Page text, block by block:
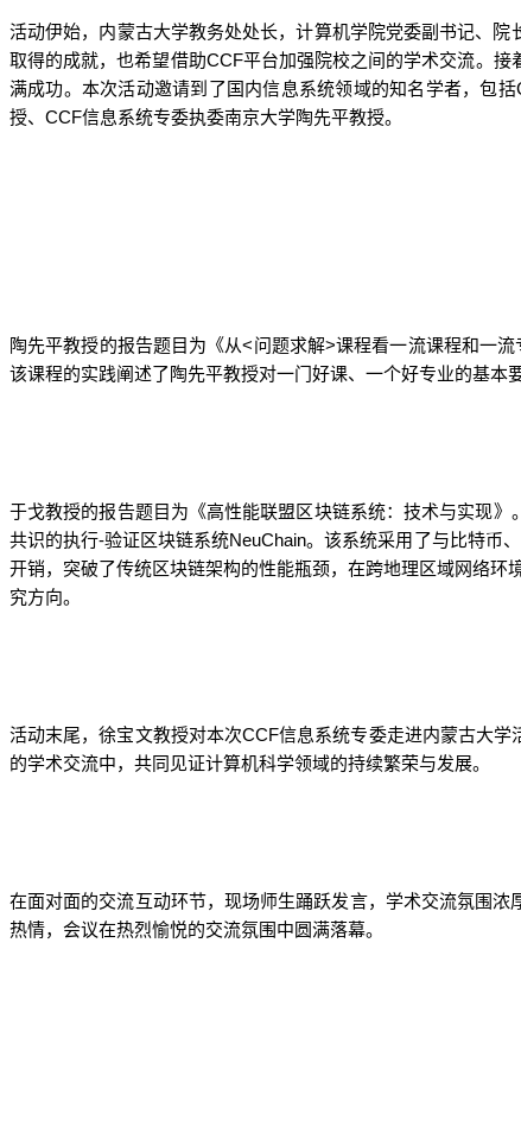
活动伊始，内蒙古大学教务处处长，计算机学院党委副书记、
取得的成就，也希望借助CCF平台加强院校之间的学术交流。 接
满成功。 本次活动邀请到了国内信息系统领域的知名学者，包括
授、 CCF信息系统专委执委南京大学陶先平教授。
陶先平教授的报告题目为《从<问题求解>课程看一流课程和一
该课程的实践阐述了陶先平教授对一门好课、一个好专业的基本
于戈教授的报告题目为《高性能联盟区块链系统：技术与实现》。
共识的执行-验证区块链系统NeuChain。该系统采用了与比特币、
开销，突破了传统区块链架构的性能瓶颈，在跨地理区域网络环
究方向。
活动末尾，徐宝文教授对本次CCF信息系统专委走进内蒙古大学
的学术交流中，共同见证计算机科学领域的持续繁荣与发展。
在面对面的交流互动环节，现场师生踊跃发言，学术交流氛围浓
热情，会议在热烈愉悦的交流氛围中圆满落幕。